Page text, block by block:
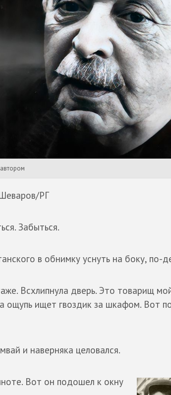
РГ
Забыться.
в обнимку уснуть на боку, по-
Всхлипнула дверь. Это товарищ
ощупь ищет гвоздик за шкафом. Вот
и наверняка целовался.
Вот он подошел к окну